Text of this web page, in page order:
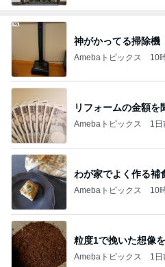
神がかってる掃除機
Amebaトピックス 10
リフォームの金額を
Amebaトピックス 1日
わが家でよく作る補
Amebaトピックス 10
粒度1で挽いた想像
Amebaトピックス 1日